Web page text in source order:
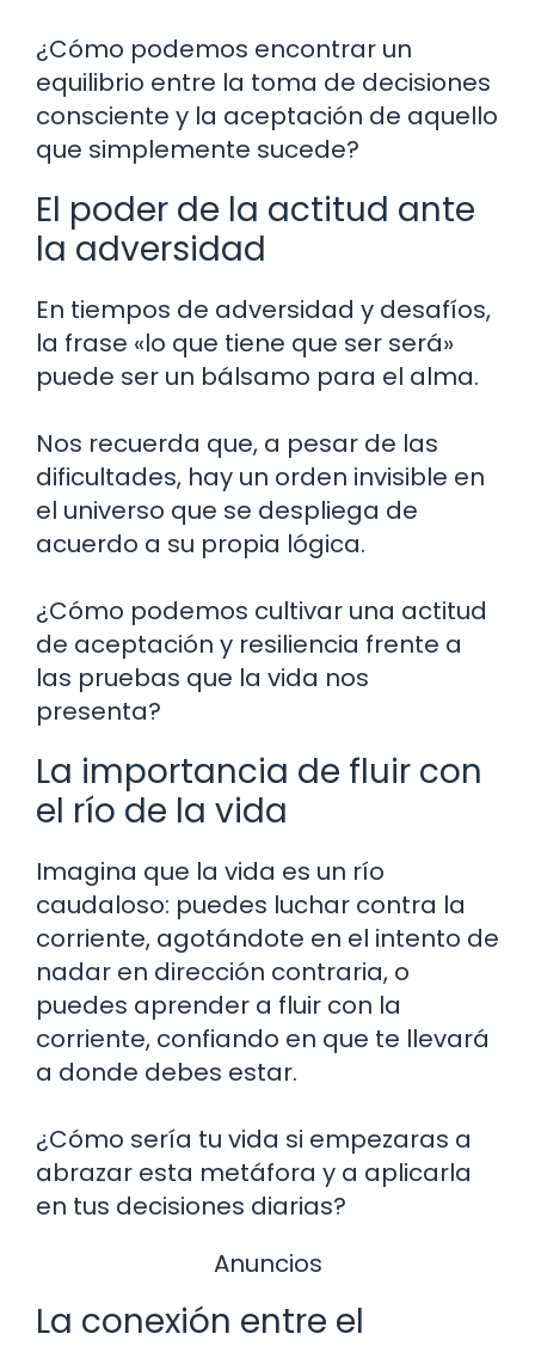
¿Cómo podemos encontrar un
equilibrio entre la toma de decisiones
consciente y la aceptación de aquello
que simplemente sucede?
El poder de la actitud ante
la adversidad
En tiempos de adversidad y desafíos,
la frase «lo que tiene que ser será»
puede ser un bálsamo para el alma.
Nos recuerda que, a pesar de las
dificultades, hay un orden invisible en
el universo que se despliega de
acuerdo a su propia lógica.
¿Cómo podemos cultivar una actitud
de aceptación y resiliencia frente a
las pruebas que la vida nos
presenta?
La importancia de fluir con
el río de la vida
Imagina que la vida es un río
caudaloso: puedes luchar contra la
corriente, agotándote en el intento de
nadar en dirección contraria, o
puedes aprender a fluir con la
corriente, confiando en que te llevará
a donde debes estar.
¿Cómo sería tu vida si empezaras a
abrazar esta metáfora y a aplicarla
en tus decisiones diarias?
Anuncios
La conexión entre el